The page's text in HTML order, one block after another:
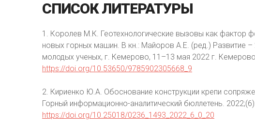
СПИСОК ЛИТЕРАТУРЫ
1. Королев М.К. Геотехнологические вызовы как фактор
новых горных машин. В кн.: Майоров А.Е. (ред.) Развитие
молодых ученых, г. Кемерово, 11–13 мая 2022 г.
https://doi.org/10.53650/9785902305668_9
2. Кириенко Ю.А. Обоснование конструкции крепи
Горный информационно-аналитический бюллетень.
https://doi.org/10.25018/0236_1493_2022_6_0_20